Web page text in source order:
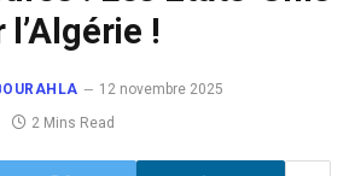
!
12 novembre 2025
2 Mins Read